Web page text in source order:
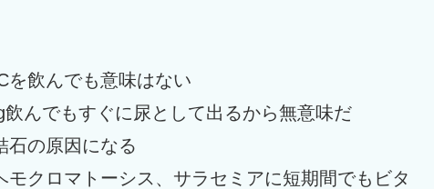
を飲んでも意味はない
んでもすぐに尿として出るから無意味だ
石の原因になる
クロマトーシス、サラセミアに短期間でもビタ